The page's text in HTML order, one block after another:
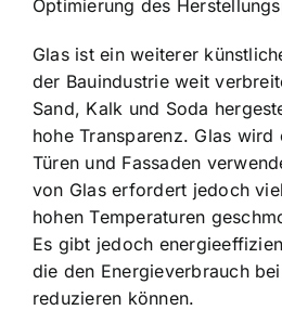
Optimierung des
Glas ist ein weiterer
der Bauindustrie weit
Sand, Kalk und Soda
hohe Transparenz. Glas wird
Türen und Fassaden
von Glas erfordert jedoch
hohen Temperaturen
Es gibt jedoch
die den Energieverbrauch
reduzieren können.